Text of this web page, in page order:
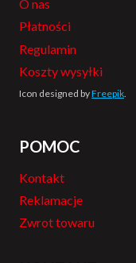
O nas
Płatności
Regulamin
Koszty wysyłki
Icon designed byFreepik.
POMOC
Kontakt
Reklamacje
Zwrot towaru